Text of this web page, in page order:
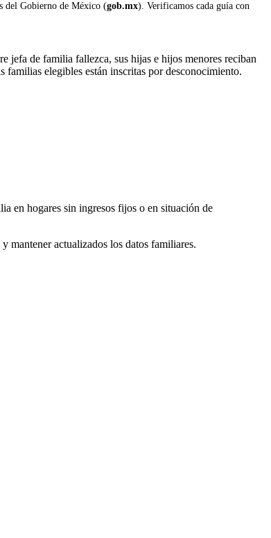
del Gobierno de México (gob.mx). Verificamos cada guía con
jefa de familia fallezca, sus hijas e hijos menores reciban
elegibles están inscritas por desconocimiento.
en hogares sin ingresos fijos o en situación de
mantener actualizados los datos familiares.